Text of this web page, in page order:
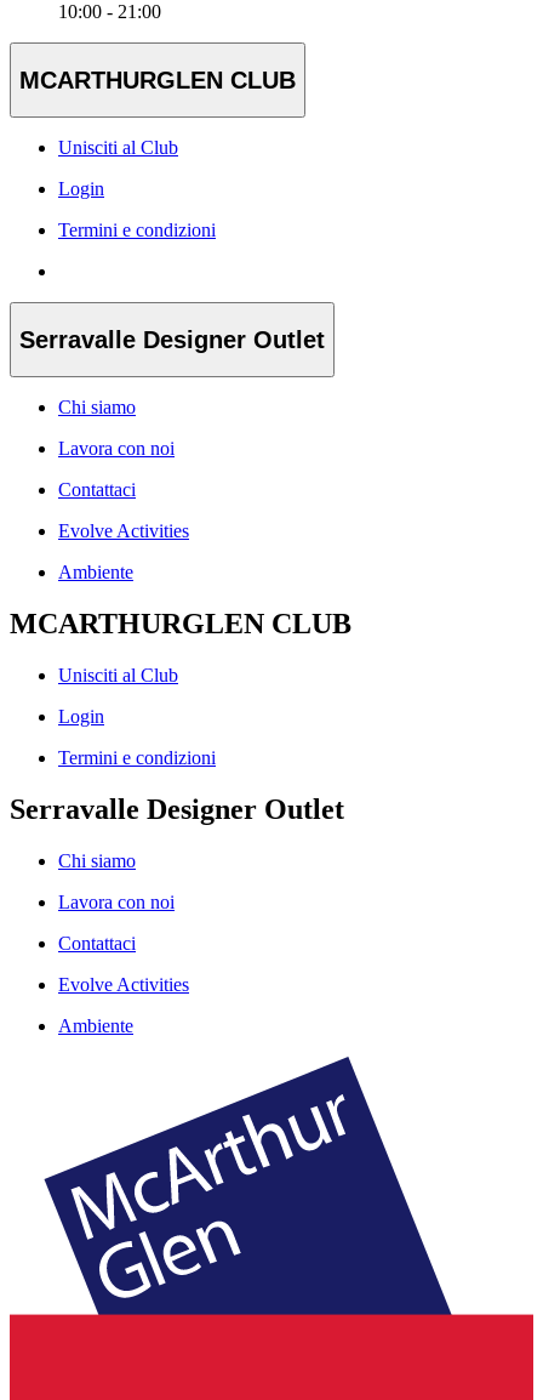
10:00 - 21:00
MCARTHURGLEN CLUB
Unisciti al Club
Login
Termini e condizioni
Serravalle Designer Outlet
Chi siamo
Lavora con noi
Contattaci
Evolve Activities
Ambiente
MCARTHURGLEN CLUB
Unisciti al Club
Login
Termini e condizioni
Serravalle Designer Outlet
Chi siamo
Lavora con noi
Contattaci
Evolve Activities
Ambiente